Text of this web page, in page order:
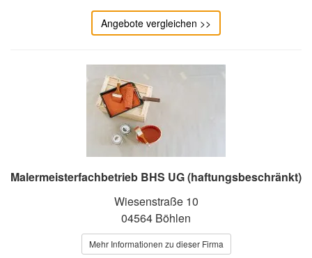
Angebote vergleichen >>
Malermeisterfachbetrieb BHS UG (haftungsbeschränkt)
Wiesenstraße 10
04564 Böhlen
Mehr Informationen zu dieser Firma